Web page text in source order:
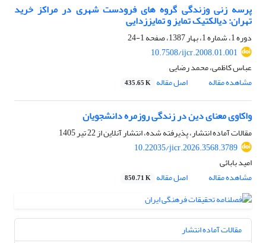
پرسه زنی وزندگی گروه های فرودست شهری در مراکز خرید
تهران: دیالکتیک تمایز و تمایززدایی
دوره 1، شماره 1، بهار 1387، صفحه
1-24
10.7508/ijcr.2008.01.001
عباس کاظمی، محمد رضایی
مشاهده مقاله
اصل مقاله 435.65 K
واکاوی معنای دین در زندگی روزمره دانشجویان
مقالات آماده انتشار، پذیرفته شده، انتشار آنلاین از22 تیر 1405
10.22035/jicr.2026.3568.3789
امید بابائی
مشاهده مقاله
اصل مقاله 850.71 K
مقالات آماده انتشار